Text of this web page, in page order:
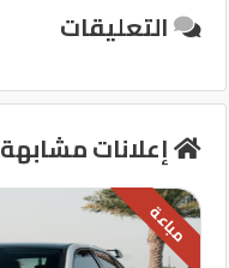
التعليقات
إعلانات مشابهة
مباعة